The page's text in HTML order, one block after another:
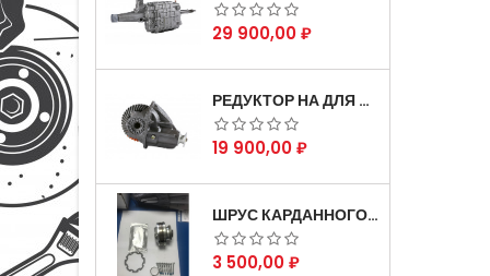
Цена
29 900,00 ₽
РЕДУКТОР НА ДЛЯ АВТОМОБИЛЯ ГАЗЕЛЬ СКОРОСТНОЙ 12Х43 ЗУБ
Цена
19 900,00 ₽
ШРУС КАРДАННОГО ВАЛА СОБОЛЬ ДЛЯ АВТОМОБИЛЯ ГАЗЕЛЬ 4Х4
Цена
3 500,00 ₽